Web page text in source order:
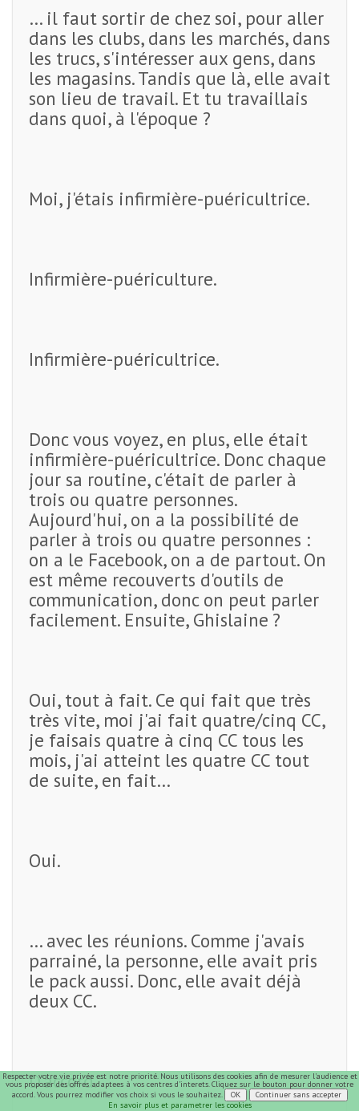
Respecter votre vie privée est notre priorité. Nous utilisons des cookies afin de mesurer l'audience et
vous proposer des offres adaptees à vos centres d'interets. Cliquez sur le bouton pour donner votre
accord. Vous pourrez modifier vos choix si vous le souhaitez.
En savoir plus et parametrer les cookies
… il faut sortir de chez soi, pour aller
dans les clubs, dans les marchés, dans
les trucs, s'intéresser aux gens, dans
les magasins. Tandis que là, elle avait
son lieu de travail. Et tu travaillais
dans quoi, à l'époque ?
Moi, j'étais infirmière-puéricultrice.
Infirmière-puériculture.
Infirmière-puéricultrice.
Donc vous voyez, en plus, elle était
infirmière-puéricultrice. Donc chaque
jour sa routine, c'était de parler à
trois ou quatre personnes.
Aujourd'hui, on a la possibilité de
parler à trois ou quatre personnes :
on a le Facebook, on a de partout. On
est même recouverts d'outils de
communication, donc on peut parler
facilement. Ensuite, Ghislaine ?
Oui, tout à fait. Ce qui fait que très
très vite, moi j'ai fait quatre/cinq CC,
je faisais quatre à cinq CC tous les
mois, j'ai atteint les quatre CC tout
de suite, en fait…
Oui.
… avec les réunions. Comme j'avais
parrainé, la personne, elle avait pris
le pack aussi. Donc, elle avait déjà
deux CC.
D'accord.